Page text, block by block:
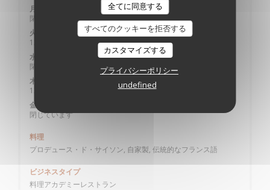
全てに同意する
すべてのクッキーを拒否する
カスタマイズする
プライバシーポリシー
undefined
月曜日
閉じています
火曜日
12:00 - 14:30
水曜日
閉じています
木曜日
12:00 - 14:30
金
閉じています
料理
プロデュース・ド・サイソン, 自家製, 伝統的なフランス語
ビジネスタイプ
料理アカデミーレストラン